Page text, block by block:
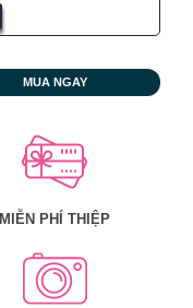
MUA NGAY
MIỄN PHÍ THIỆP